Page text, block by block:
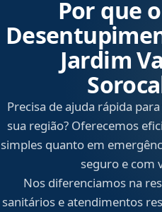
Por que
Jardim
Precisa de ajuda rápida
sua região? Oferecemos
simples quanto em
seguro e com
Nos diferenciamos na
sanitários e atendimentos